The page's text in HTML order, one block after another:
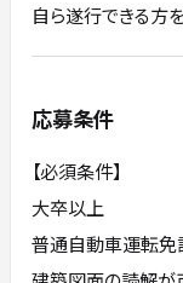
自ら遂行できる方
応募条件
【必須条件】
大卒以上
普通自動車運転免